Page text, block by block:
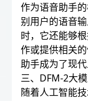
作为语音助手
别用户的语音
时，它还能够
作或提供相关
助手成为了现
三、DFM-2大
随着人工智能